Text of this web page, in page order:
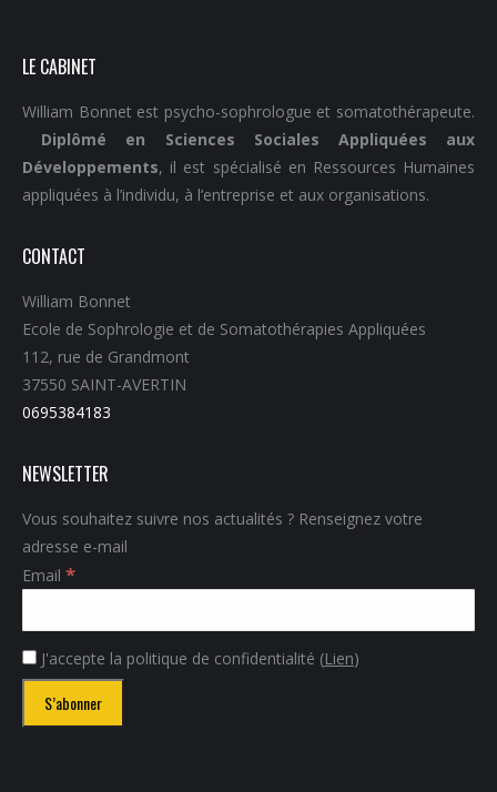
LE CABINET
William Bonnet est psycho-sophrologue et somatothérapeute.
Diplômé en Sciences Sociales Appliquées aux
Développements, il est spécialisé en Ressources Humaines
appliquées à l’individu, à l’entreprise et aux organisations.
CONTACT
William Bonnet
Ecole de Sophrologie et de Somatothérapies Appliquées
112, rue de Grandmont
37550 SAINT-AVERTIN
0695384183
NEWSLETTER
Vous souhaitez suivre nos actualités ? Renseignez votre
adresse e-mail
Email *
J'accepte la politique de confidentialité (Lien)